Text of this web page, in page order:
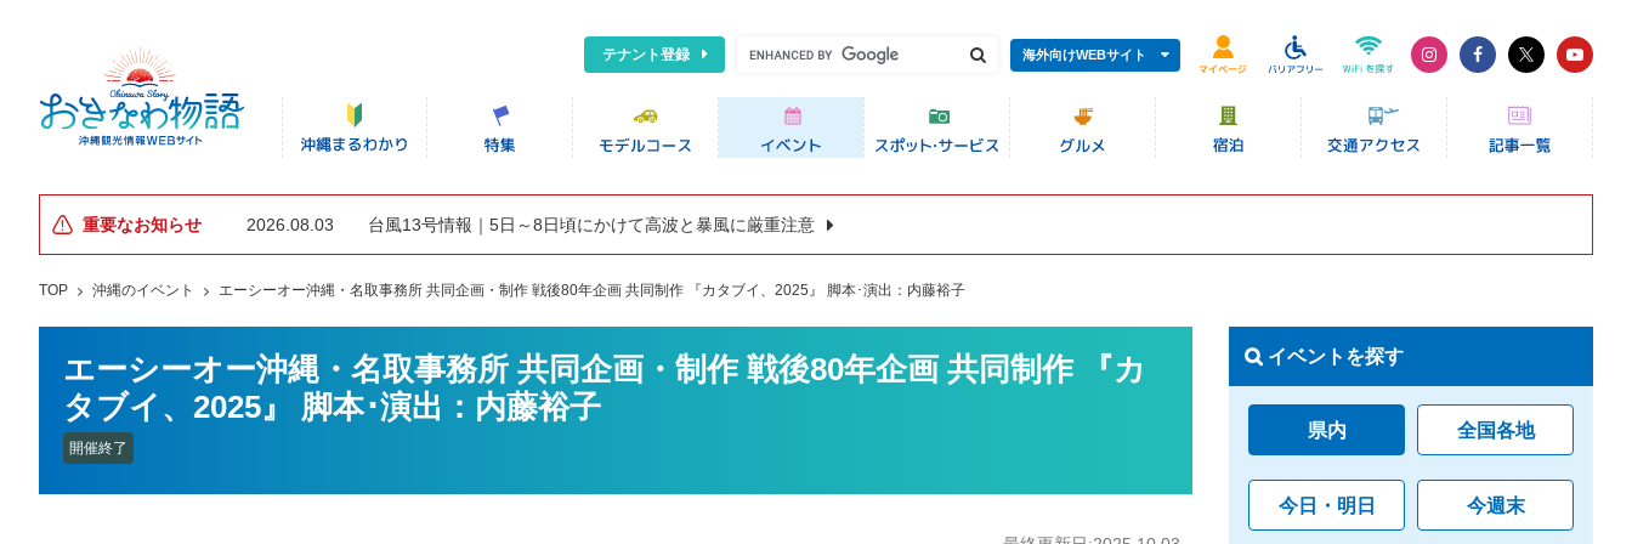
テナント登録 海外向けWEBサイト
重要なお知らせ 2026.08.03 台風13号情報｜5日～8日頃にかけて高波と暴風に厳重注意
TOP 沖縄のイベント エーシーオー沖縄・名取事務所 共同企画・制作 戦後80年企画 共同制作 『カタブイ、2025』 脚本･演出：内藤裕子
エーシーオー沖縄・名取事務所 共同企画・制作 戦後80年企画 共同制作 『カ
タブイ、2025』 脚本･演出：内藤裕子
開催終了
イベントを探す
県内 全国各地
今日・明日 今週末